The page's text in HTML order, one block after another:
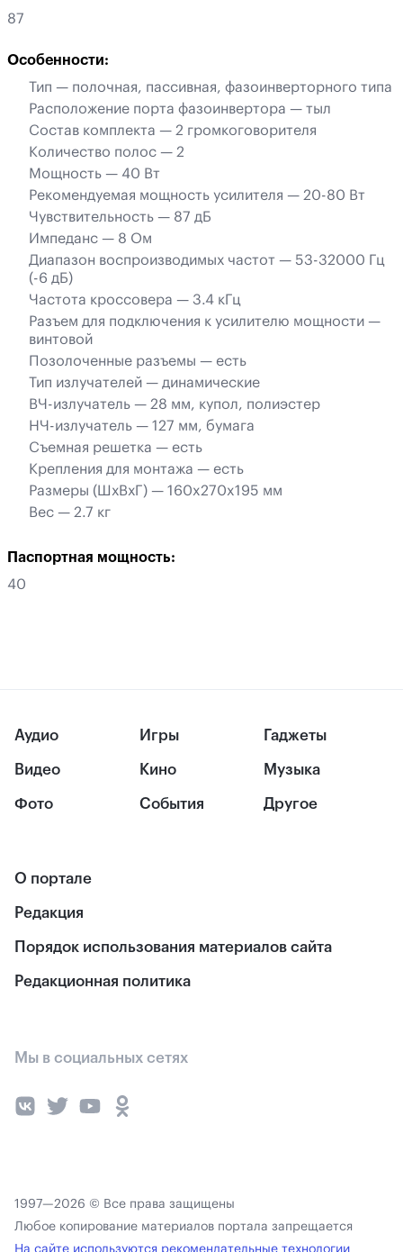
87
Особенности:
Тип — полочная, пассивная, фазоинверторного типа
Расположение порта фазоинвертора — тыл
Состав комплекта — 2 громкоговорителя
Количество полос — 2
Мощность — 40 Вт
Рекомендуемая мощность усилителя — 20-80 Вт
Чувствительность — 87 дБ
Импеданс — 8 Ом
Диапазон воспроизводимых частот — 53-32000 Гц
(-6 дБ)
Частота кроссовера — 3.4 кГц
Разъем для подключения к усилителю мощности —
винтовой
Позолоченные разъемы — есть
Тип излучателей — динамические
ВЧ-излучатель — 28 мм, купол, полиэстер
НЧ-излучатель — 127 мм, бумага
Съемная решетка — есть
Крепления для монтажа — есть
Размеры (ШхВхГ) — 160x270x195 мм
Вес — 2.7 кг
Паспортная мощность:
40
Аудио
Видео
Фото
Игры
Кино
События
Гаджеты
Музыка
Другое
О портале
Редакция
Порядок использования материалов сайта
Редакционная политика
Мы в социальных сетях
1997—2026 © Все права защищены
Любое копирование материалов портала запрещается
На сайте используются рекомендательные технологии